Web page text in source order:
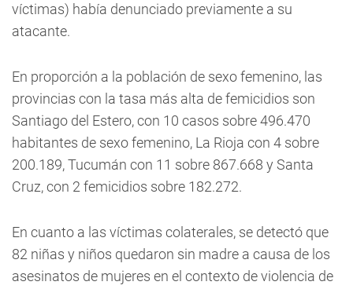
víctimas) había denunciado previamente a su
atacante.
En proporción a la población de sexo femenino, las
provincias con la tasa más alta de femicidios son
Santiago del Estero, con 10 casos sobre 496.470
habitantes de sexo femenino, La Rioja con 4 sobre
200.189, Tucumán con 11 sobre 867.668 y Santa
Cruz, con 2 femicidios sobre 182.272.
En cuanto a las víctimas colaterales, se detectó que
82 niñas y niños quedaron sin madre a causa de los
asesinatos de mujeres en el contexto de violencia de